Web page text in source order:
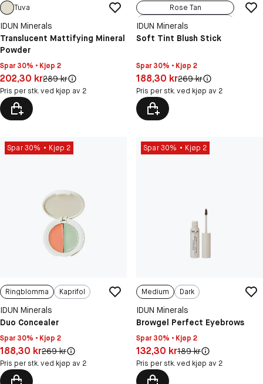
Tuva
IDUN Minerals
Translucent Mattifying Mineral
Powder
Spar 30% • Kjøp 2
Pris: 202,30 kr
202,30 krOriginal pris:
289 kr
Pris per stk. ved kjøp av 2
Rose Tan
Strawberry Pink
Soft Peach
IDUN Minerals
Soft Tint Blush Stick
Spar 30% • Kjøp 2
Pris: 188,30 kr
188,30 krOriginal pris:
269 kr
Pris per stk. ved kjøp av 2
Spar 30% Kjøp 2
Ringblomma Kaprifol
IDUN Minerals
Duo Concealer
Spar 30% • Kjøp 2
Pris: 188,30 kr
188,30 krOriginal pris:
269 kr
Pris per stk. ved kjøp av 2
Spar 30% Kjøp 2
Medium Dark
IDUN Minerals
Browgel Perfect Eyebrows
Spar 30% • Kjøp 2
Pris: 132,30 kr
132,30 krOriginal pris:
189 kr
Pris per stk. ved kjøp av 2